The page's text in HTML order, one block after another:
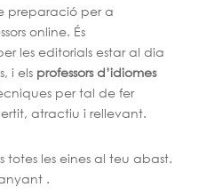
preparació per a
online. És
les editorials estar al dia
i els professors d’idiomes
per tal de fer
atractiu i rellevant.
totes les eines al teu abast.
.